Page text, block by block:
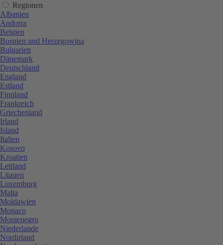
Regionen
Albanien
Andorra
Belgien
Bosnien und Herzegowina
Bulgarien
Dänemark
Deutschland
England
Estland
Finnland
Frankreich
Griechenland
Irland
Island
Italien
Kosovo
Kroatien
Lettland
Litauen
Luxemburg
Malta
Moldawien
Monaco
Montenegro
Niederlande
Nordirland